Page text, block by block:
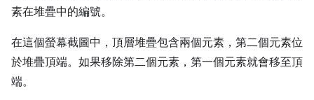
素在堆疊中的編號。
在這個螢幕截圖中，頂層堆疊包含兩個元素，第二個元素位
於堆疊頂端。如果移除第二個元素，第一個元素就會移至頂
端。